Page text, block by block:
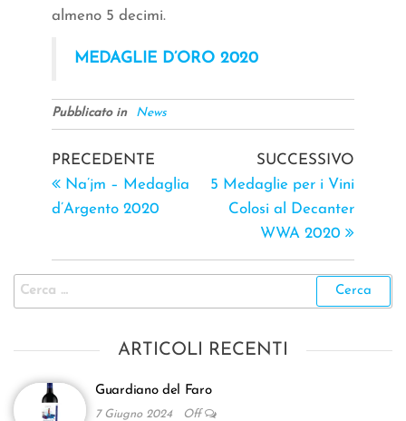
almeno 5 decimi.
MEDAGLIE D’ORO 2020
Pubblicato in News
PRECEDENTE
Na’jm – Medaglia
d’Argento 2020
SUCCESSIVO
5 Medaglie per i Vini
Colosi al Decanter
WWA 2020
ARTICOLI RECENTI
Guardiano del Faro
7 Giugno 2024 Off